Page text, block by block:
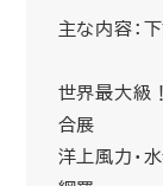
主な内容：
世界最大級
合展
洋上風力・